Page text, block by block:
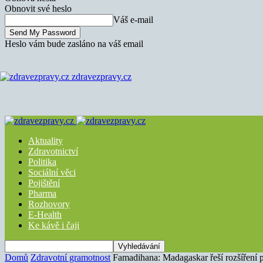
Obnovit své heslo
Váš e-mail
Heslo vám bude zasláno na váš email
zdravezpravy.cz
Aktuality
Zdravotnictví
Politika
Sociální věci
Pojištění
Pharma
Rozhovory
E-Health
Ke kávě i čaji
Domů Zdravotní gramotnost Famadihana: Madagaskar řeší rozšíření